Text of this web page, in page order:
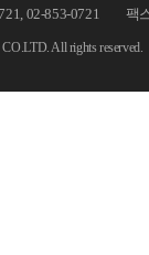
02-853-0721 팩
All rights reserved.